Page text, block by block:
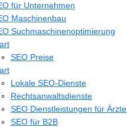
für Unternehmen
Maschinenbau
Suchmaschinenoptimierung
SEO Preise
Lokale SEO-Dienste
Rechtsanwaltsdienste
SEO Dienstleistungen für Ärzte
SEO für B2B